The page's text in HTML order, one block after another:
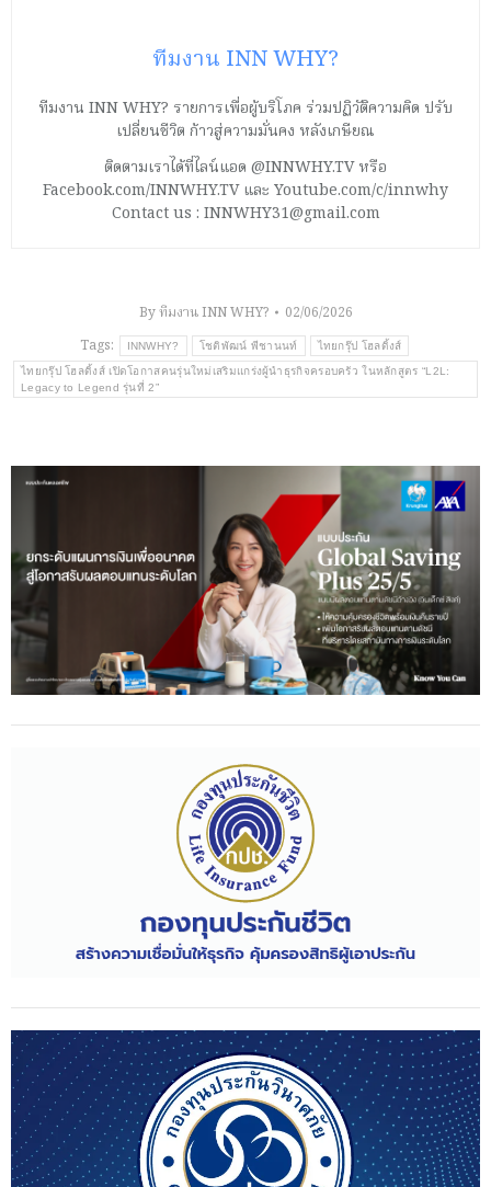
ทีมงาน INN WHY?
ทีมงาน INN WHY? รายการเพื่อผู้บริโภค ร่วมปฏิวัติความคิด ปรับ
เปลี่ยนชีวิต ก้าวสู่ความมั่นคง หลังเกษียณ
ติดตามเราได้ที่ไลน์แอด @INNWHY.TV หรือ
Facebook.com/INNWHY.TV และ Youtube.com/c/innwhy
Contact us : INNWHY31@gmail.com
Byทีมงาน INN WHY?
02/06/2026
Tags:
INNWHY? โชติพัฒน์ พีชานนท์ ไทยกรุ๊ป โฮลดิ้งส์
ไทยกรุ๊ป โฮลดิ้งส์ เปิดโอกาสคนรุ่นใหม่เสริมแกร่งผู้นำธุรกิจครอบครัว ในหลักสูตร “L2L:
Legacy to Legend รุ่นที่ 2”